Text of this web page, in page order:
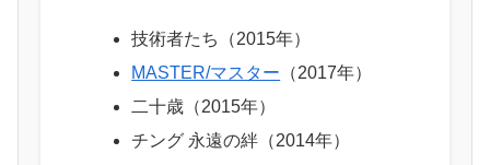
技術者たち（2015年）
MASTER/マスター （2017年）
二十歳（2015年）
チング 永遠の絆（2014年）